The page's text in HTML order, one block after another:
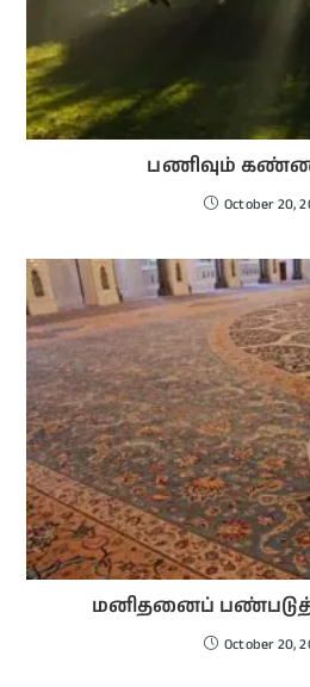
பணிவும்
October 20,
மனிதனைப்
October 20,